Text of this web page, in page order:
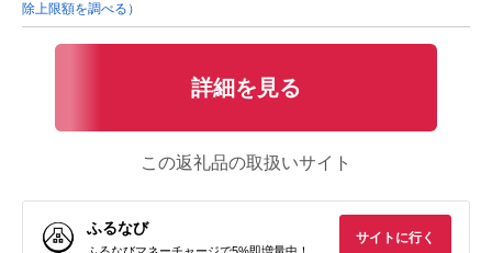
除上限額を調べる）
詳細を見る
この返礼品の取扱いサイト
ふるなび
サイトに行く